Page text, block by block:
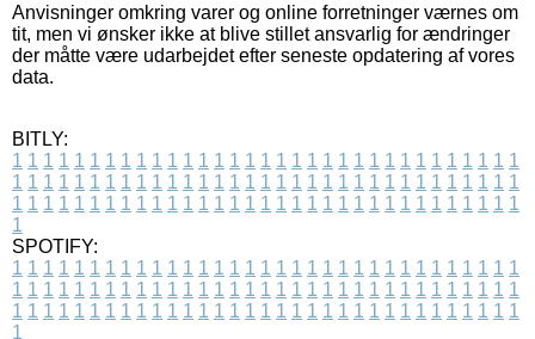
Anvisninger omkring varer og online forretninger værnes om
tit, men vi ønsker ikke at blive stillet ansvarlig for ændringer
der måtte være udarbejdet efter seneste opdatering af vores
data.
BITLY:
1 1 1 1 1 1 1 1 1 1 1 1 1 1 1 1 1 1 1 1 1 1 1 1 1 1 1 1 1 1 1 1 1
1 1 1 1 1 1 1 1 1 1 1 1 1 1 1 1 1 1 1 1 1 1 1 1 1 1 1 1 1 1 1 1 1
1 1 1 1 1 1 1 1 1 1 1 1 1 1 1 1 1 1 1 1 1 1 1 1 1 1 1 1 1 1 1 1 1
1
SPOTIFY:
1 1 1 1 1 1 1 1 1 1 1 1 1 1 1 1 1 1 1 1 1 1 1 1 1 1 1 1 1 1 1 1 1
1 1 1 1 1 1 1 1 1 1 1 1 1 1 1 1 1 1 1 1 1 1 1 1 1 1 1 1 1 1 1 1 1
1 1 1 1 1 1 1 1 1 1 1 1 1 1 1 1 1 1 1 1 1 1 1 1 1 1 1 1 1 1 1 1 1
1